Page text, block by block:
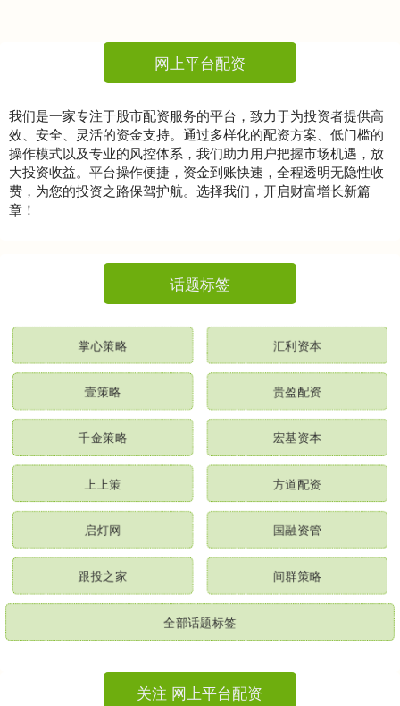
网上平台配资
我们是一家专注于股市配资服务的平台，致力于为投资者提供高
效、安全、灵活的资金支持。通过多样化的配资方案、低门槛的
操作模式以及专业的风控体系，我们助力用户把握市场机遇，放
大投资收益。平台操作便捷，资金到账快速，全程透明无隐性收
费，为您的投资之路保驾护航。选择我们，开启财富增长新篇
章！
话题标签
掌心策略 汇利资本
壹策略 贵盈配资
千金策略 宏基资本
上上策 方道配资
启灯网 国融资管
跟投之家 间群策略
全部话题标签
关注 网上平台配资